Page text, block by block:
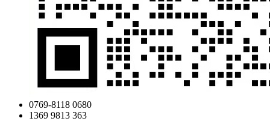
0769-8118 0680
1369 9813 363